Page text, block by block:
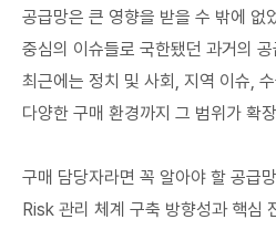
공급망은 큰 영향을 받을 수 밖에 없
중심의 이슈들로 국한됐던 과거의
최근에는 정치 및 사회, 지역 이슈,
다양한 구매 환경까지 그 범위가 확
구매 담당자라면 꼭 알아야 할 공급
Risk 관리 체계 구축 방향성과 핵심